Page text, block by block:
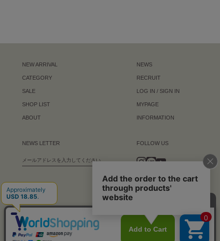
NEW ARRIVAL
CATEGORY
SALE
SHOP LIST
ABOUT
NEWS LETTER
NEWS
RECRUIT
LOG IN / SIGN IN
MYPAGE
INFORMATION
FOLLOW US